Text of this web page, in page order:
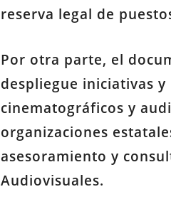
reserva legal de
Por otra parte, el
despliegue iniciativas
cinematográficos y
organizaciones
asesoramiento y
Audiovisuales.